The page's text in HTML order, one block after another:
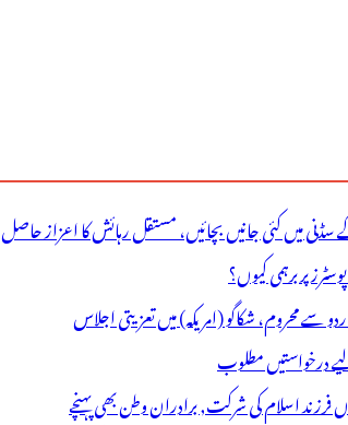
میں کئی جانیں بچائیں، مستقل رہائش کا اعزاز حاصل
پر برہمی کیوں؟
سے محروم، شکاگو (امریکہ) میں تعزیتی اجلاس
درخواستیں مطلوب
فرزند اسلام کی شرکت, برادران وطن بھی پہنچے